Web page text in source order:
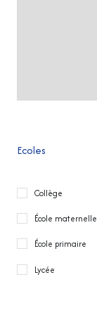
Ecoles
Collège
École maternelle
École primaire
Lycée